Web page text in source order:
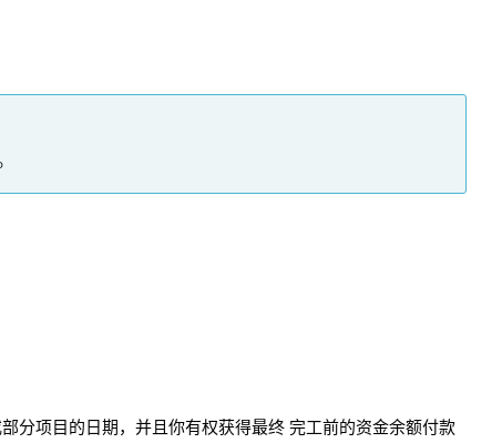
分项目的日期，并且你有权获得最终 完工前的资金余额付款